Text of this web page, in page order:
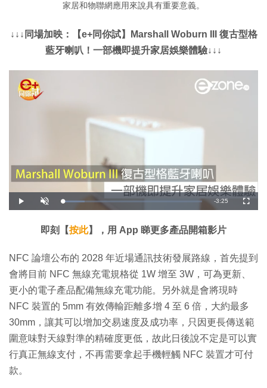
家居和物聯網應用來說具有重要意義。
↓↓↓同場加映：【e+同你試】Marshall Woburn III 復古型格
藍牙喇叭！一部機即提升家居娛樂體驗↓↓↓
播
放
開
啟
載
入
:
1
0
%
剩
時
-3:25
全
螢
即刻【按此】，用 App 睇更多產品開箱影片
NFC 論壇公布的 2028 年近場通訊技術發展路線，首先提到
會將目前 NFC 無線充電規格從 1W 增至 3W，可為更新、
更小的電子產品配備無線充電功能。另外就是會將現時
NFC 裝置的 5mm 有效傳輸距離多增 4 至 6 倍，大約最多
30mm，讓其可以增加交易速度及成功率，只因更長傳送範
圍意味對天線對準的精確度更低，故此日後說不定是可以實
行真正無線支付，不再需要拿起手機輕觸 NFC 裝置才可付
款。